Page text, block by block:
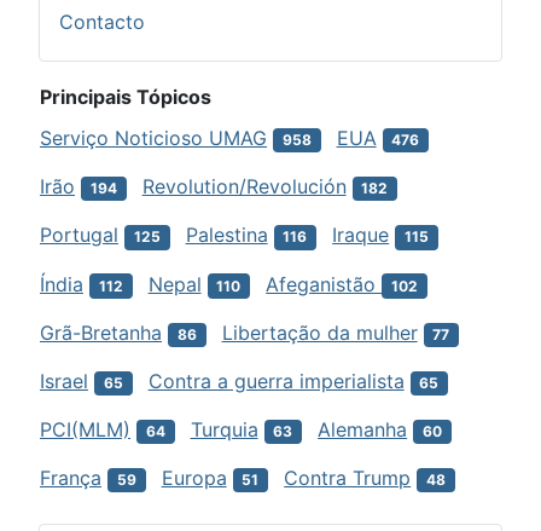
Contacto
Principais Tópicos
Serviço Noticioso UMAG
958 EUA 476
Irão 194 Revolution/Revolución 182
Portugal 125 Palestina 116 Iraque 115
Índia 112 Nepal 110 Afeganistão 102
Grã-Bretanha 86 Libertação da mulher 77
Israel 65 Contra a guerra imperialista 65
PCI(MLM) 64 Turquia 63 Alemanha 60
França 59 Europa 51 Contra Trump 48